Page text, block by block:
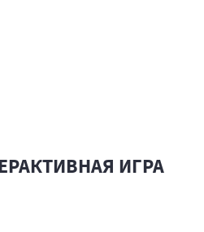
ИГРА